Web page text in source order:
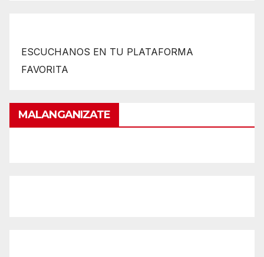
ESCUCHANOS EN TU PLATAFORMA
FAVORITA
MALANGANIZATE